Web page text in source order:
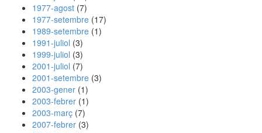
1977-agost (7)
1977-setembre (17)
1989-setembre (1)
1991-juliol (3)
1999-juliol (3)
2001-juliol (7)
2001-setembre (3)
2003-gener (1)
2003-febrer (1)
2003-març (7)
2007-febrer (3)